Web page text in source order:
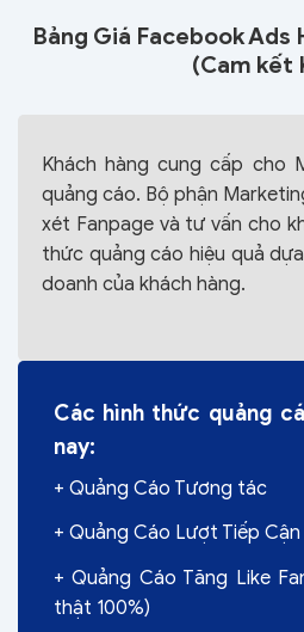
Bảng Giá Facebook Ads
(Cam kết
Khách hàng cung cấp cho
quảng cáo. Bộ phận
xét Fanpage và tư vấn cho
thức quảng cáo hiệu quả
doanh của khách hàng.
Các hình thức quảng
nay:
+ Quảng Cáo Tương tác
+ Quảng Cáo Lượt Tiếp Cận
+ Quảng Cáo Tăng Like
thật 100%)